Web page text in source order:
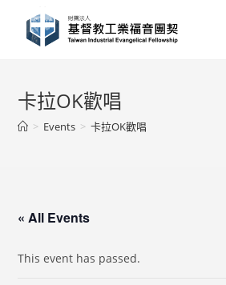
content
卡拉OK歡唱
> Events > 卡拉OK歡唱
« All Events
This event has passed.